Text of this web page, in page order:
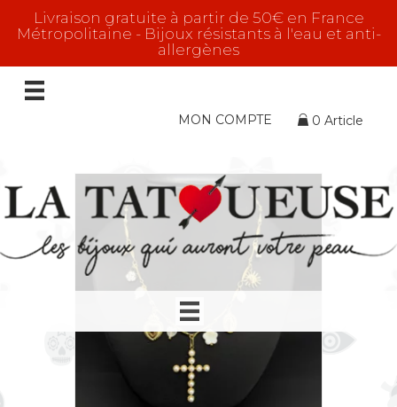
Livraison gratuite à partir de 50€ en France
Métropolitaine - Bijoux résistants à l'eau et anti-
allergènes
MON COMPTE 0 Article
Symbole Croix